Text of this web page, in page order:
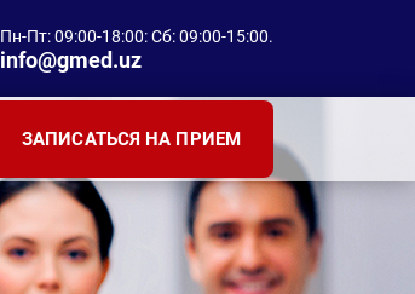
Пн-Пт: 09:00-18:00: Сб: 09:00-15:00.
info@gmed.uz
ЗАПИСАТЬСЯ НА ПРИЕМ